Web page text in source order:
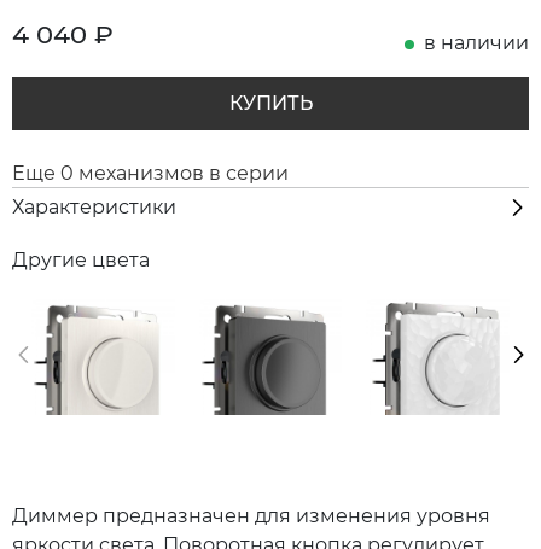
4 040 ₽ в наличии
КУПИТЬ
Еще 0 механизмов в серии
Характеристики
Другие цвета
Диммер предназначен для изменения уровня